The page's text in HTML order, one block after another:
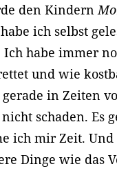
den Kindern
ich selbst
Ich habe immer
und wie
in Zeiten
schaden. Es
ich mir Zeit.
Dinge wie das